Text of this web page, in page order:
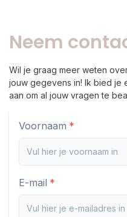
Neem
Wil je graag meer weten
jouw gegevens in! Ik bied je
aan om al jouw vragen te
Voornaam
E-mail